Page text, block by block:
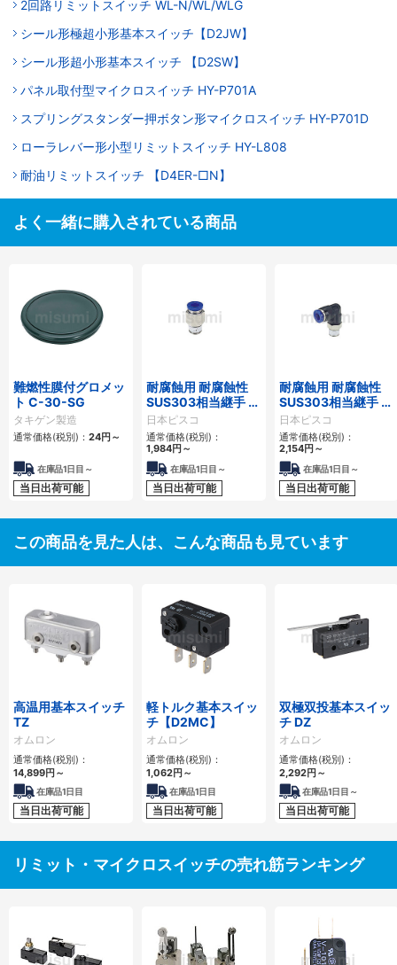
2回路リミットスイッチ WL-N/WL/WLG
シール形極超小形基本スイッチ【D2JW】
シール形超小形基本スイッチ 【D2SW】
パネル取付型マイクロスイッチ HY-P701A
スプリングスタンダー押ボタン形マイクロスイッチ HY-P701D
ローラレバー形小型リミットスイッチ HY-L808
耐油リミットスイッチ 【D4ER-□N】
よく一緒に購入されている商品
難燃性膜付グロメッ
ト C-30-SG
タキゲン製造
通常価格(税別)： 24円 ～
在庫品1日目～
当日出荷可能
耐腐蝕用 耐腐蝕性
SUS303相当継手 ス
トレート
日本ピスコ
通常価格(税別)：
1,984円 ～
在庫品1日目～
当日出荷可能
耐腐蝕用 耐腐蝕性
SUS303相当継手 エ
ルボ
日本ピスコ
通常価格(税別)：
2,154円 ～
在庫品1日目～
当日出荷可能
この商品を見た人は、こんな商品も見ています
高温用基本スイッチ
TZ
オムロン
通常価格(税別)：
14,899円 ～
在庫品1日目
当日出荷可能
軽トルク基本スイッ
チ【D2MC】
オムロン
通常価格(税別)：
1,062円 ～
在庫品1日目
当日出荷可能
双極双投基本スイッ
チ DZ
オムロン
通常価格(税別)：
2,292円 ～
在庫品1日目～
当日出荷可能
リミット・マイクロスイッチの売れ筋ランキング